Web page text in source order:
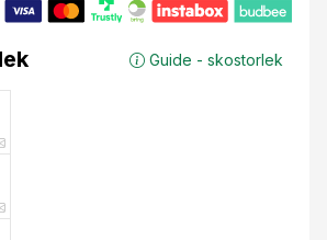
Guide - skostorlek